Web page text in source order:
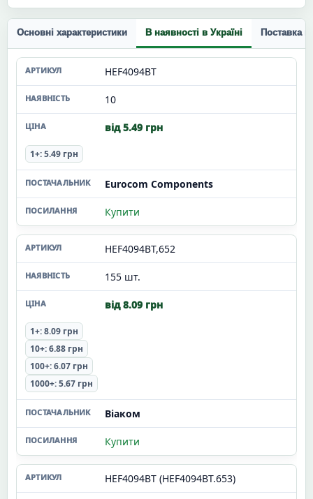
Основні характеристики В наявності в Україні Поставка
HEF4094BT
10
від 5.49 грн
1+: 5.49 грн
Eurocom Components
Купити
HEF4094BT,652
155 шт.
від 8.09 грн
1+: 8.09 грн
10+: 6.88 грн
100+: 6.07 грн
1000+: 5.67 грн
Віаком
Купити
HEF4094BT (HEF4094BT.653)